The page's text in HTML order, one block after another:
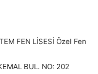
FEN LİSESİ Özel Fen
BUL. NO: 202